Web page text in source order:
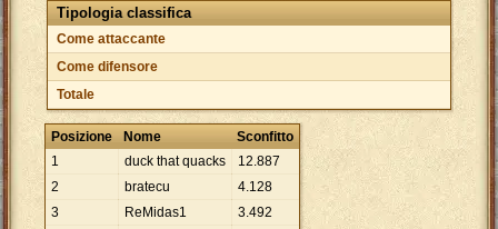
Tipologia classifica
Come attaccante
Come difensore
Totale
Posizione Nome
Sconfitto
1
duck that quacks 12.887
2
bratecu 4.128
3
ReMidas1 3.492